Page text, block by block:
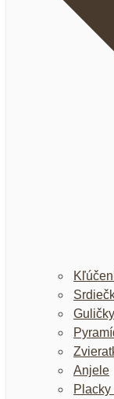
Anjele
Placky